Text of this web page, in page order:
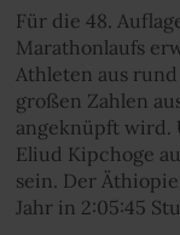
Für die 48.
Marathonlaufs
Athleten aus
großen Zahlen
angeknüpft wird.
Eliud Kipchoge
sein. Der
Jahr in 2:05:45